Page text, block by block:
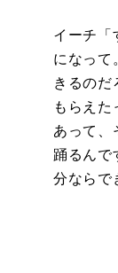
イーチ「
になって
きるのだ
もらえ
あって、
踊るんで
分ならで